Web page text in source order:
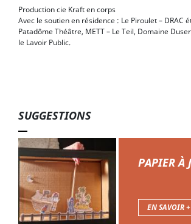
Production cie Kraft en corps
Avec le soutien en résidence : Le Piroulet – DRAC
Patadôme Théâtre, METT – Le Teil, Domaine
le Lavoir Public.
SUGGESTIONS
PAPIER À
EN SAVOIR +